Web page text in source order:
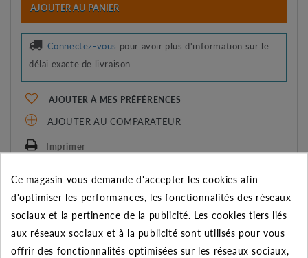
AJOUTER AU PANIER
Connectez-vous pour avoir plus d'information sur le
délai exacte de livraison
AJOUTER À MES PRÉFÉRENCES
AJOUTER AU COMPARATEUR
Imprimer
DESCRIPTION DU PRODUIT
CÂBLE ELECTRODE
Ce magasin vous demande d'accepter les cookies afin
d'optimiser les performances, les fonctionnalités des réseaux
sociaux et la pertinence de la publicité. Les cookies tiers liés
aux réseaux sociaux et à la publicité sont utilisés pour vous
offrir des fonctionnalités optimisées sur les réseaux sociaux,